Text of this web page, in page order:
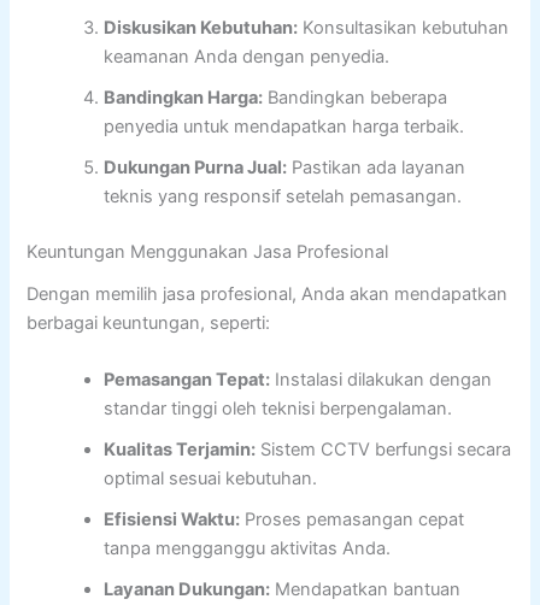
Diskusikan Kebutuhan: Konsultasikan kebutuhan
keamanan Anda dengan penyedia.
Bandingkan Harga: Bandingkan beberapa
penyedia untuk mendapatkan harga terbaik.
Dukungan Purna Jual: Pastikan ada layanan
teknis yang responsif setelah pemasangan.
Keuntungan Menggunakan Jasa Profesional
Dengan memilih jasa profesional, Anda akan mendapatkan
berbagai keuntungan, seperti:
Pemasangan Tepat: Instalasi dilakukan dengan
standar tinggi oleh teknisi berpengalaman.
Kualitas Terjamin: Sistem CCTV berfungsi secara
optimal sesuai kebutuhan.
Efisiensi Waktu: Proses pemasangan cepat
tanpa mengganggu aktivitas Anda.
Layanan Dukungan: Mendapatkan bantuan